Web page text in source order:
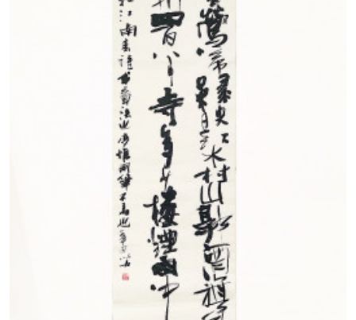
報讀同一學歷頒授課程內其他單元
個別課程為須報讀同一學歷頒授課程及其他單元或繳
交下期學費的學員，提供網上服務，如學員就讀的課
程設有此服務，課程負責人會通知學員有關程序。
網上支付可通過「繳費靈」(PPS) (不適用於手機)、
VISA 或 Mastercard、「微信支付」(Online WeChat
Pay) 、「支付寶」(Online Alipay) 或 「轉數快」(FPS)